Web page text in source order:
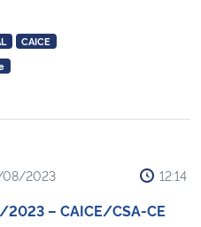
CAICE
08/2023 12:14
2023 – CAICE/CSA-CE